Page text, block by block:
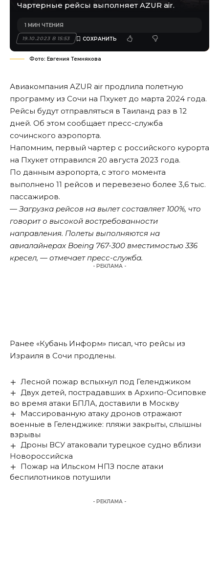
Чартерные рейсы выполняет AZUR air.
19.10.2023 В 15:53
1 МИН ЧТЕНИЯ
Фото: Евгения Темнякова
Авиакомпания AZUR air продлила полетную
программу из Сочи на Пхукет до марта 2024 года.
Рейсы будут отправляться в Таиланд раз в 12
дней. Об этом сообщает пресс-служба
сочинского аэропорта.
Напомним, первый чартер с российского курорта
на Пхукет отправился 20 августа 2023 года.
По данным аэропорта, с этого момента
выполнено 11 рейсов и перевезено более 3,6 тыс.
пассажиров.
— Загрузка рейсов на вылет составляет 100%, что
говорит о высокой востребованности
направления. Полеты выполняются на
авиалайнерах Boeing 767-300 вместимостью 336
кресел, — отмечает пресс-служба.
- РЕКЛАМА -
Ранее «Кубань Информ» писал, что рейсы из
Израиля в Сочи продлены.
Лесной пожар вспыхнул под Геленджиком
Двух детей, пострадавших в Архипо-Осиповке
во время атаки БПЛА, доставили в Москву
Массированную атаку дронов отражают
военные в Геленджике: пляжи закрыты, слышны
взрывы
Дроны ВСУ атаковали турецкое судно вблизи
Новороссийска
Пожар на Ильском НПЗ после атаки
беспилотников потушили
- РЕКЛАМА -